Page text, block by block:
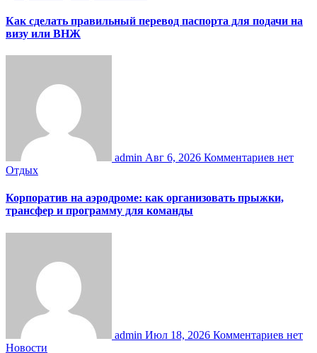
Как сделать правильный перевод паспорта для подачи на
визу или ВНЖ
admin Авг 6, 2026 Комментариев нет
Отдых
Корпоратив на аэродроме: как организовать прыжки,
трансфер и программу для команды
admin Июл 18, 2026 Комментариев нет
Новости